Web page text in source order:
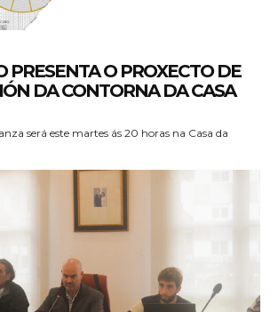
PRESENTA O PROXECTO DE
DA CONTORNA DA CASA
será este martes ás 20 horas na Casa da